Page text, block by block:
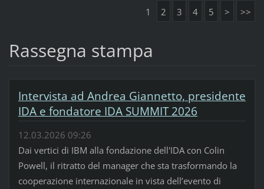
1 2 3 4 5 > >>
Rassegna stampa
Intervista ad Andrea Giannetto, presidente
IDA e fondatore IDA SUMMIT 2026
12.03.2026 09:26
Dai vertici di IBM alla fondazione dell'IDA con Colin
Powell, il ritratto del manager che sta trasformando la
cooperazione internazionale in vista dell’evento di